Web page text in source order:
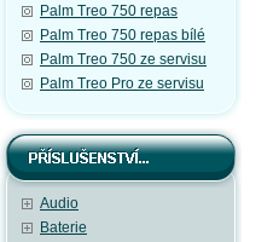
Palm Treo 750 repas
Palm Treo 750 repas bílé
Palm Treo 750 ze servisu
Palm Treo Pro ze servisu
Audio
Baterie